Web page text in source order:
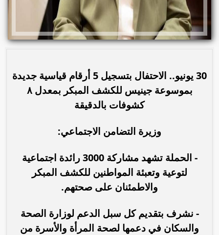
30 يونيو.. الاحتفال بتسجيل 5 أرقام قياسية جديدة
بموسوعة جينيس للكشف المبكر بمعدل ٨
كشوفات بالدقيقة
وزيرة التضامن الاجتماعي:
- الحملة تشهد مشاركة 3000 رائدة اجتماعية
لتوعية وتعبئة المواطنين للكشف المبكر
والاطمئنان على صحتهم.
- نشرف بتقديم كل سبل الدعم لوزارة الصحة
والسكان في دعمها لصحة المرأة والأسرة من